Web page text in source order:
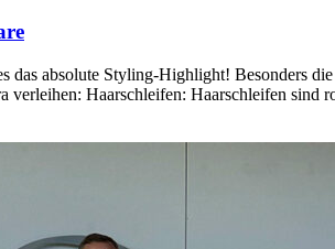
das absolute Styling-Highlight! Besonders
verleihen: Haarschleifen: Haarschleifen